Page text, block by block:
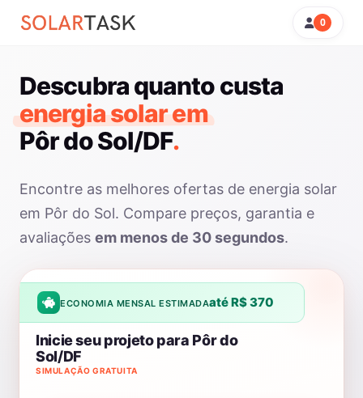
0
Descubra quanto custa
energia solar em
Pôr do Sol/DF.
Encontre as melhores ofertas de energia solar
em Pôr do Sol. Compare preços, garantia e
avaliações em menos de 30 segundos.
ECONOMIA MENSAL ESTIMADAaté R$ 370
SIMULAÇÃO GRATUITA
Inicie seu projeto para Pôr do
Sol/DF